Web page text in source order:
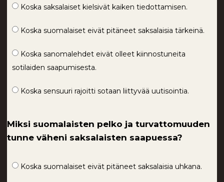
Koska saksalaiset kielsivät kaiken tiedottamisen.
Koska suomalaiset eivät pitäneet saksalaisia tärkeinä.
Koska sanomalehdet eivät olleet kiinnostuneita
sotilaiden saapumisesta.
Koska sensuuri rajoitti sotaan liittyvää uutisointia.
Miksi suomalaisten pelko ja turvattomuuden
tunne väheni saksalaisten saapuessa?
Koska suomalaiset eivät pitäneet saksalaisia uhkana.